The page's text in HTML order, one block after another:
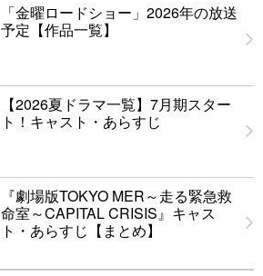
「金曜ロードショー」2026年の放送
予定【作品一覧】
【2026夏ドラマ一覧】7月期スター
ト！キャスト・あらすじ
『劇場版TOKYO MER～走る緊急救
命室～CAPITAL CRISIS』キャス
ト・あらすじ【まとめ】